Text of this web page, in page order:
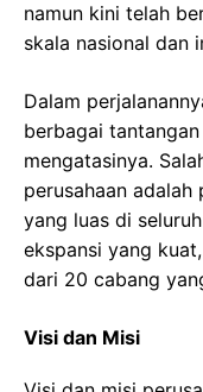
namun kini telah
skala nasional dan
Dalam
berbagai
mengatasinya.
perusahaan
yang luas di
ekspansi yang
dari 20 cabang
Visi dan Misi